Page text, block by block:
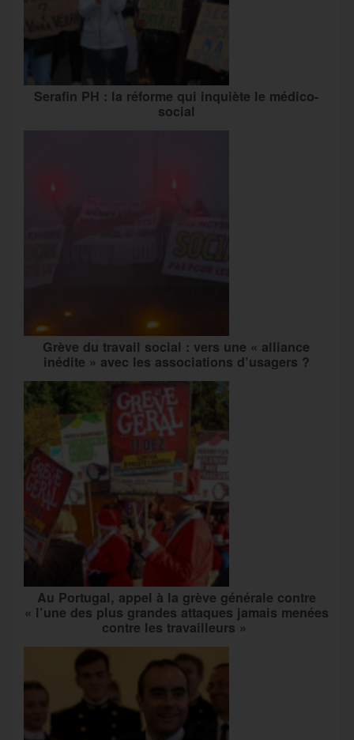
Serafin PH : la réforme qui inquiète le médico-
social
Grève du travail social : vers une « alliance
inédite » avec les associations d’usagers ?
Au Portugal, appel à la grève générale contre
« l’une des plus grandes attaques jamais menées
contre les travailleurs »